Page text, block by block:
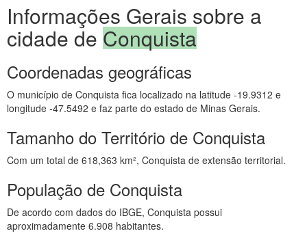
Informações Gerais sobre a
cidade de Conquista
Coordenadas geográficas
O município de Conquista fica localizado na latitude -19.9312 e
longitude -47.5492 e faz parte do estado de Minas Gerais.
Tamanho do Território de Conquista
Com um total de 618,363 km², Conquista de extensão territorial.
População de Conquista
De acordo com dados do IBGE, Conquista possui
aproximadamente 6.908 habitantes.